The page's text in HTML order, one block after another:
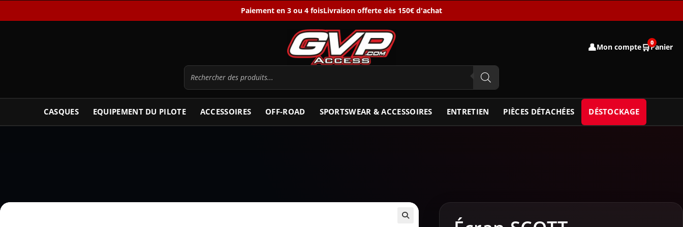
Paiement en 3 ou 4 foisLivraison offerte dès 150€ d'achat
👤Mon compte🛒0
Panier
CASQUES EQUIPEMENT DU PILOTE ACCESSOIRES OFF-ROAD SPORTSWEAR & ACCESSOIRES ENTRETIEN PIÈCES DÉTACHÉES DÉSTOCKAGE